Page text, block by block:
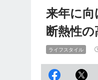
来年に
断熱性
ライフスタイル